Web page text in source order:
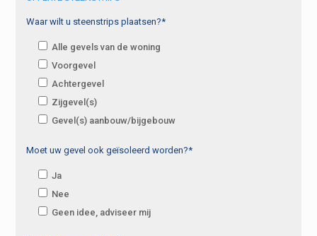
Waar wilt u steenstrips plaatsen?*
Alle gevels van de woning
Voorgevel
Achtergevel
Zijgevel(s)
Gevel(s) aanbouw/bijgebouw
Moet uw gevel ook geïsoleerd worden?*
Ja
Nee
Geen idee, adviseer mij